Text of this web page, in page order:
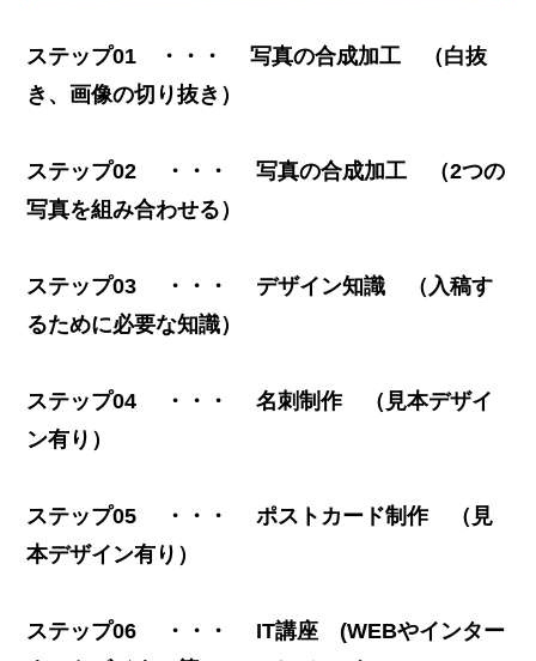
ステップ01 ・・・ 写真の合成加工 （白抜
き、画像の切り抜き）
ステップ02 ・・・写真の合成加工 （2つの
写真を組み合わせる）
ステップ03 ・・・ デザイン知識
（入稿す
るために必要な知識）
ステップ04 ・・・ 名刺制作
（見本デザイ
ン有り）
ステップ05 ・・・ポストカード制作
（見
本デザイン有り）
ステップ06 ・・・ IT講座 (WEBやインター